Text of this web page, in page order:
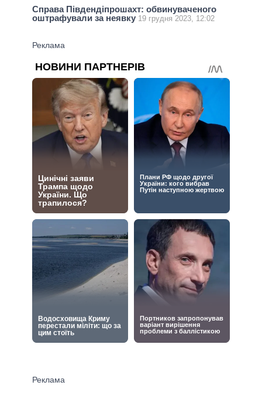
Справа Південдіпрошахт: обвинуваченого
оштрафували за неявку 19 грудня 2023, 12:02